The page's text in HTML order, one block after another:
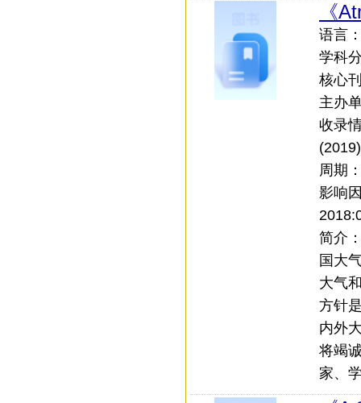
《
语言
学科
核心
主办
收录
周期
影响
简介
国大
大气
方针
内外
将竭
家、